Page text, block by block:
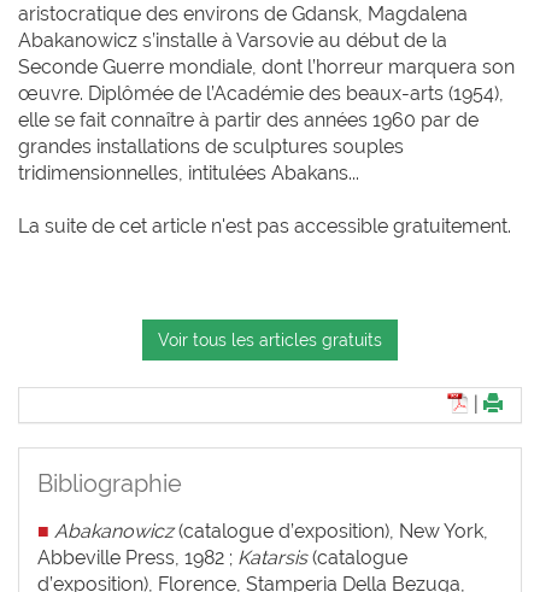
aristocratique des environs de Gdansk, Magdalena
Abakanowicz s’installe à Varsovie au début de la
Seconde Guerre mondiale, dont l’horreur marquera son
œuvre. Diplômée de l’Académie des beaux-arts (1954),
elle se fait connaître à partir des années 1960 par de
grandes installations de sculptures souples
tridimensionnelles, intitulées Abakans...
La suite de cet article n'est pas accessible gratuitement.
Voir tous les articles gratuits
Bibliographie
■ Abakanowicz(catalogue d’exposition), New York,
Abbeville Press, 1982 ; Katarsis(catalogue
d’exposition), Florence, Stamperia Della Bezuga,